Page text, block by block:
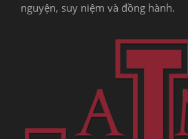
nguyện, suy niệm và đồng hành.